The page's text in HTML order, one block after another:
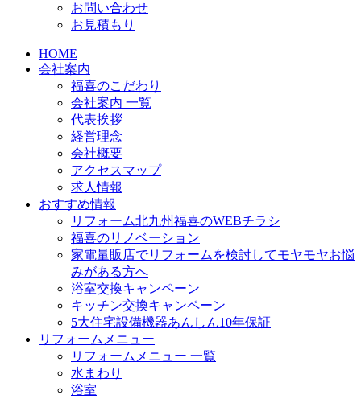
お問い合わせ
お見積もり
HOME
会社案内
福喜のこだわり
会社案内 一覧
代表挨拶
経営理念
会社概要
アクセスマップ
求人情報
おすすめ情報
リフォーム北九州福喜のWEBチラシ
福喜のリノベーション
家電量販店でリフォームを検討してモヤモヤお悩
みがある方へ
浴室交換キャンペーン
キッチン交換キャンペーン
5大住宅設備機器あんしん10年保証
リフォームメニュー
リフォームメニュー 一覧
水まわり
浴室